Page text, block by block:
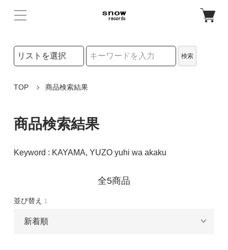
検索リストの選択
検索
TOP 商品検索結果
商品検索結果
Keyword : KAYAMA, YUZO yuhi wa akaku
全5商品
並び替え：